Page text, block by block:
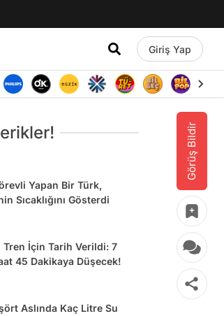
Giriş Yap
Görüş Bildir
Yapan Bir Türk,
Sıcaklığını Gösterdi
Tren İçin Tarih Verildi: 7
45 Dakikaya Düşecek!
Aslında Kaç Litre Su